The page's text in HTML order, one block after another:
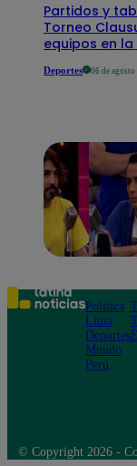
Partidos y
Torneo
equipos en
Deportes 06 de agosto
Política
Lima
Deportes
Mundo
Perú
© Copyright 2026 -